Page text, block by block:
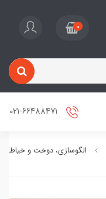
0
الگوسازی، دوخت و خیاطی